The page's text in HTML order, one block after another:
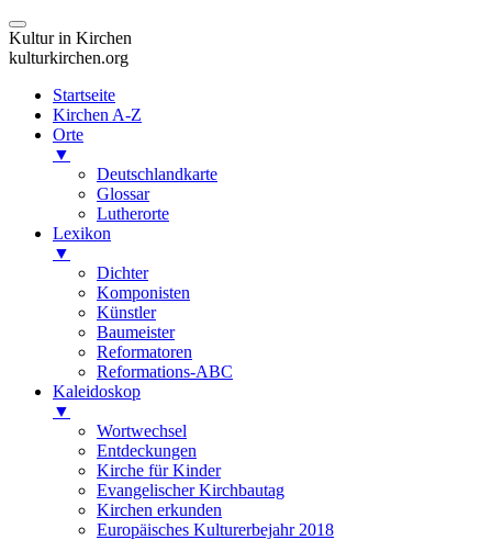
Kultur in Kirchen
kulturkirchen.org
Startseite
Kirchen A-Z
Orte
▼
Deutschlandkarte
Glossar
Lutherorte
Lexikon
▼
Dichter
Komponisten
Künstler
Baumeister
Reformatoren
Reformations-ABC
Kaleidoskop
▼
Wortwechsel
Entdeckungen
Kirche für Kinder
Evangelischer Kirchbautag
Kirchen erkunden
Europäisches Kulturerbejahr 2018